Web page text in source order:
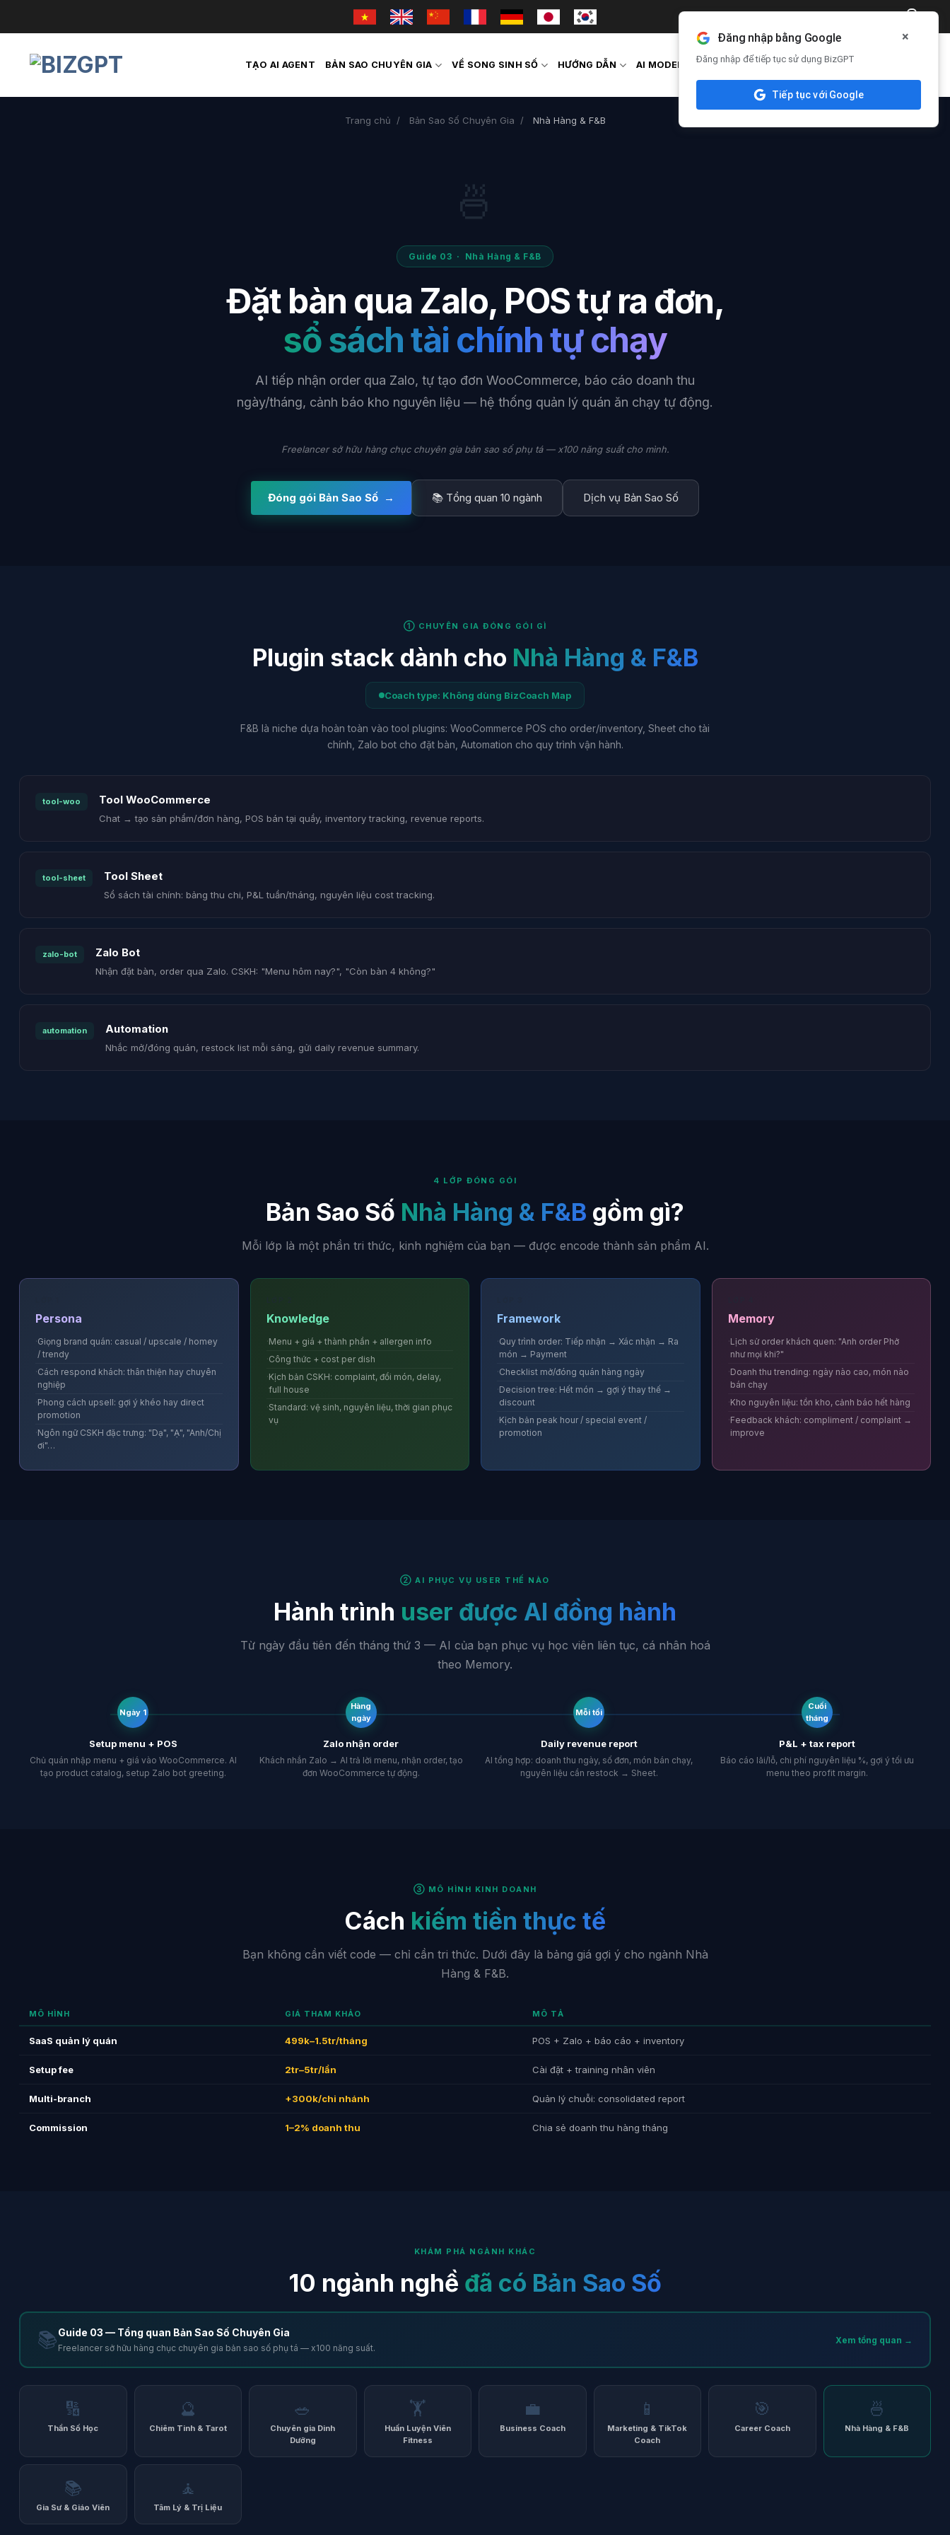
TẠO AI AGENT BẢN SAO CHUYÊN GIA VỀ SONG SINH SỐ HƯỚNG DẪN AI MODELS API & DOCS TÀI KHOẢN & APIS
Trang chủ / Bản Sao Số Chuyên Gia / Nhà Hàng & F&B
🍜
Guide 03 · Nhà Hàng & F&B
Đặt bàn qua Zalo, POS tự ra đơn,
sổ sách tài chính tự chạy
AI tiếp nhận order qua Zalo, tự tạo đơn WooCommerce, báo cáo doanh thu
ngày/tháng, cảnh báo kho nguyên liệu — hệ thống quản lý quán ăn chạy tự động.
Freelancer sở hữu hàng chục chuyên gia bản sao số phụ tá — x100 năng suất cho mình.
Đóng gói Bản Sao Số → 📚 Tổng quan 10 ngành Dịch vụ Bản Sao Số
① CHUYÊN GIA ĐÓNG GÓI GÌ
Plugin stack dành cho Nhà Hàng & F&B
Coach type: Không dùng BizCoach Map
F&B là niche dựa hoàn toàn vào tool plugins: WooCommerce POS cho order/inventory, Sheet cho tài
chính, Zalo bot cho đặt bàn, Automation cho quy trình vận hành.
tool-woo Tool WooCommerce
Chat → tạo sản phẩm/đơn hàng, POS bán tại quầy, inventory tracking, revenue reports.
tool-sheet Tool Sheet
Sổ sách tài chính: bảng thu chi, P&L tuần/tháng, nguyên liệu cost tracking.
zalo-bot Zalo Bot
Nhận đặt bàn, order qua Zalo. CSKH: "Menu hôm nay?", "Còn bàn 4 không?"
automation Automation
Nhắc mở/đóng quán, restock list mỗi sáng, gửi daily revenue summary.
4 LỚP ĐÓNG GÓI
Bản Sao Số Nhà Hàng & F&B gồm gì?
Mỗi lớp là một phần tri thức, kinh nghiệm của bạn — được encode thành sản phẩm AI.
Persona
Giọng brand quán: casual / upscale / homey
/ trendy
Cách respond khách: thân thiện hay chuyên
nghiệp
Phong cách upsell: gợi ý khéo hay direct
promotion
Ngôn ngữ CSKH đặc trưng: "Dạ", "Ạ", "Anh/Chị
ơi"…
Knowledge
Menu + giá + thành phần + allergen info
Công thức + cost per dish
Kịch bản CSKH: complaint, đổi món, delay,
full house
Standard: vệ sinh, nguyên liệu, thời gian phục
vụ
Framework
Quy trình order: Tiếp nhận → Xác nhận → Ra
món → Payment
Checklist mở/đóng quán hàng ngày
Decision tree: Hết món → gợi ý thay thế →
discount
Kịch bản peak hour / special event /
promotion
Memory
Lịch sử order khách quen: "Anh order Phở
như mọi khi?"
Doanh thu trending: ngày nào cao, món nào
bán chạy
Kho nguyên liệu: tồn kho, cảnh báo hết hàng
Feedback khách: compliment / complaint →
improve
② AI PHỤC VỤ USER THẾ NÀO
Hành trình user được AI đồng hành
Từ ngày đầu tiên đến tháng thứ 3 — AI của bạn phục vụ học viên liên tục, cá nhân hoá
theo Memory.
Ngày 1
Setup menu + POS
Chủ quán nhập menu + giá vào WooCommerce. AI
tạo product catalog, setup Zalo bot greeting.
Hàng
ngày
Zalo nhận order
Khách nhắn Zalo → AI trả lời menu, nhận order, tạo
đơn WooCommerce tự động.
Mỗi tối
Daily revenue report
AI tổng hợp: doanh thu ngày, số đơn, món bán chạy,
nguyên liệu cần restock → Sheet.
Cuối
tháng
P&L + tax report
Báo cáo lãi/lỗ, chi phí nguyên liệu %, gợi ý tối ưu
menu theo profit margin.
③ MÔ HÌNH KINH DOANH
Cách kiếm tiền thực tế
Bạn không cần viết code — chỉ cần tri thức. Dưới đây là bảng giá gợi ý cho ngành Nhà
Hàng & F&B.
MÔ HÌNH GIÁ THAM KHẢO MÔ TẢ
SaaS quản lý quán 499k–1.5tr/tháng POS + Zalo + báo cáo + inventory
Setup fee 2tr–5tr/lần Cài đặt + training nhân viên
Multi-branch +300k/chi nhánh Quản lý chuỗi: consolidated report
Commission 1–2% doanh thu Chia sẻ doanh thu hàng tháng
KHÁM PHÁ NGÀNH KHÁC
10 ngành nghề đã có Bản Sao Số
📚Guide 03 — Tổng quan Bản Sao Số Chuyên Gia
Freelancer sở hữu hàng chục chuyên gia bản sao số phụ tá — x100 năng suất.
Xem tổng quan →
🔢
Thần Số Học
🔮
Chiêm Tinh & Tarot
🥗
Chuyên gia Dinh
Dưỡng
🏋️
Huấn Luyện Viên
Fitness
💼
Business Coach
📱
Marketing & TikTok
Coach
🎯
Career Coach
🍜
Nhà Hàng & F&B
📚
Gia Sư & Giáo Viên
🧘
Tâm Lý & Trị Liệu
×
Đăng nhập bằng Google
Đăng nhập để tiếp tục sử dụng BizGPT
Tiếp tục với Google